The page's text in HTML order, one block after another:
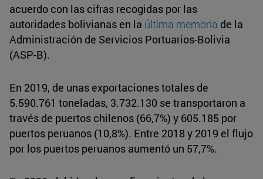
acuerdo con las cifras recogidas por las
autoridades bolivianas en la última memoria de la
Administración de Servicios Portuarios-Bolivia
(ASP-B).
En 2019, de unas exportaciones totales de
5.590.761 toneladas, 3.732.130 se transportaron a
través de puertos chilenos (66,7%) y 605.185 por
puertos peruanos (10,8%). Entre 2018 y 2019 el flujo
por los puertos peruanos aumentó un 57,7%.